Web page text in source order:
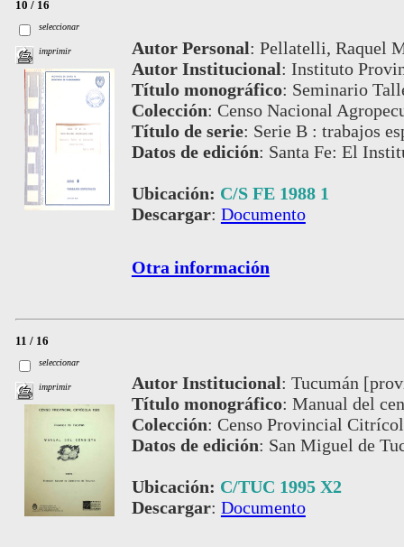
10 / 16
seleccionar
imprimir Autor Personal: Pellatelli, Raquel
Autor Institucional: Instituto
Título monográfico: Seminario
Colección: Censo Nacional
Título de serie: Serie B : trabajos
Datos de edición: Santa Fe: El
Ubicación: C/S FE 1988 1
Descargar: Documento
Otra información
11 / 16
seleccionar
imprimir Autor Institucional: Tucumán
Título monográfico: Manual del
Colección: Censo Provincial
Datos de edición: San Miguel de
Ubicación: C/TUC 1995 X2
Descargar: Documento